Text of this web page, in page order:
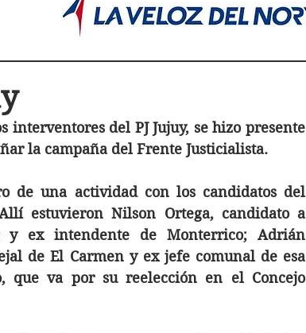
interventores del PJ Jujuy, se hizo presente
la campaña del Frente Justicialista.
de una actividad con los candidatos del
estuvieron Nilson Ortega, candidato a
y ex intendente de Monterrico; Adrián
de El Carmen y ex jefe comunal de esa
que va por su reelección en el Concejo